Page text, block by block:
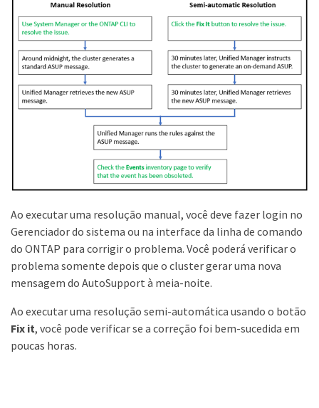
Ao executar uma resolução manual, você deve fazer login no
Gerenciador do sistema ou na interface da linha de comando
do ONTAP para corrigir o problema. Você poderá verificar o
problema somente depois que o cluster gerar uma nova
mensagem do AutoSupport à meia-noite.
Ao executar uma resolução semi-automática usando o botão
Fix it, você pode verificar se a correção foi bem-sucedida em
poucas horas.